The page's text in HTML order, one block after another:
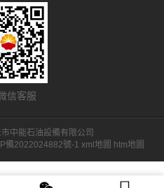
信客服
中能石油設備有限公司
備2022024882號-1 xml地圖 htm地圖